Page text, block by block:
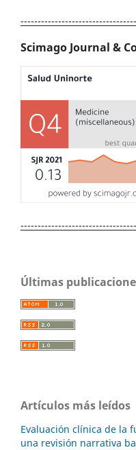
Scimago Journal &
Últimas
Artículos más leídos
Evaluación clínica de la
una revisión narrativa